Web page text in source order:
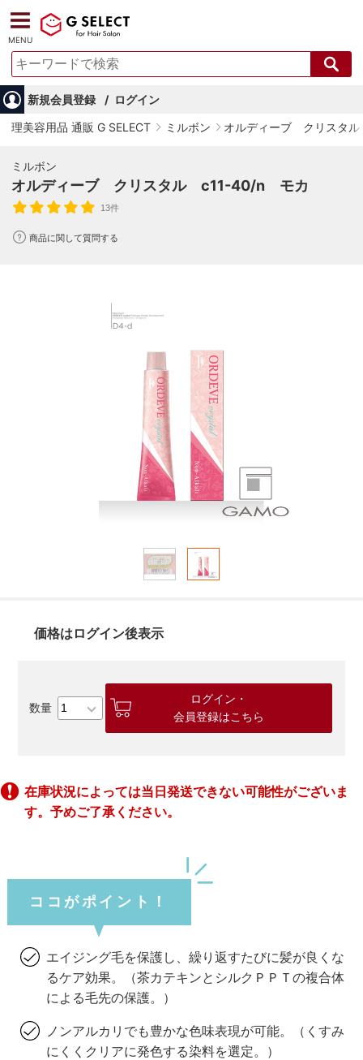
MENU
新規会員登録
ログイン
理美容用品 通販 G SELECT
ミルボン オルディーブ クリスタル
ミルボン
オルディーブ クリスタル c11-40/n モカ
13件
商品に関して質問する
価格はログイン後表示
ログイン・
会員登録はこちら
在庫状況によっては当日発送できない可能性がございま
す。予めご了承ください。
ココがポイント！
エイジング毛を保護し、繰り返すたびに髪が良くな
るケア効果。（茶カテキンとシルクＰＰＴの複合体
による毛先の保護。）
ノンアルカリでも豊かな色味表現が可能。（くすみ
にくくクリアに発色する染料を選定。）